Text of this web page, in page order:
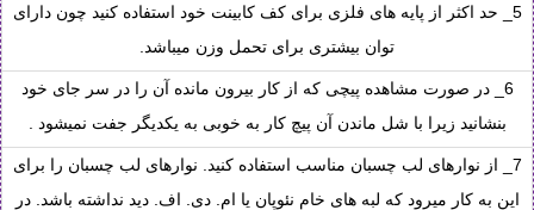
5_ حد اکثر از پایه های فلزی برای کف کابینت خود استفاده کنید چون دارای
توان بیشتری برای تحمل وزن میباشد.
6_ در صورت مشاهده پیچی که از کار بیرون مانده آن را در سر جای خود
بنشانید زیرا با شل ماندن آن پیچ کار به خوبی به یکدیگر جفت نمیشود .
7_ از نوارهای لب چسبان مناسب استفاده کنید. نوارهای لب چسبان را برای
این به کار میرود که لبه های خام نئوپان یا ام. دی. اف. دید نداشته باشد. در